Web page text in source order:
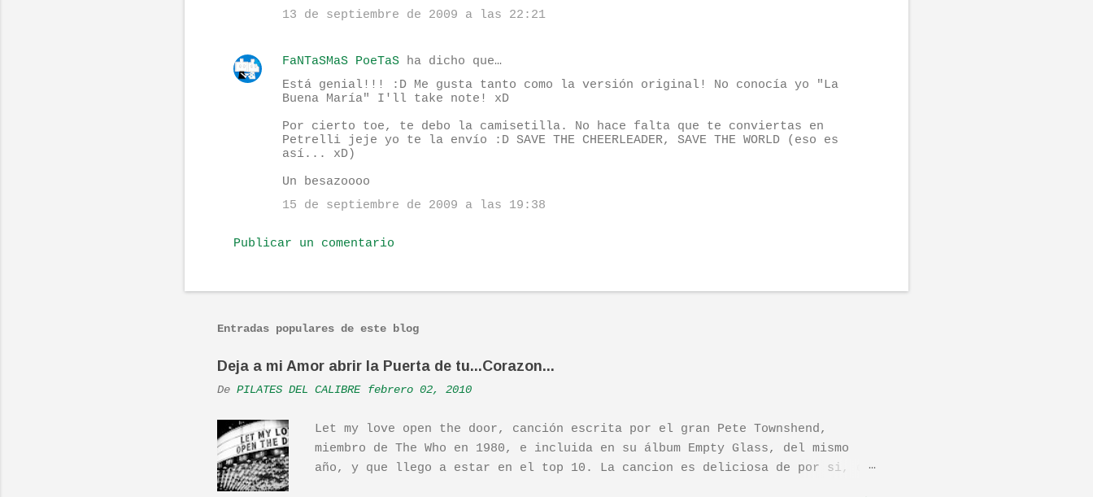
n
t
13 de septiembre de 2009 a las 22:21
FaNTaSMaS PoeTaS ha dicho que…
Está genial!!! :D Me gusta tanto como la versión original! No conocía yo "La
Buena María" I'll take note! xD
Por cierto toe, te debo la camisetilla. No hace falta que te conviertas en
Petrelli jeje yo te la envío :D SAVE THE CHEERLEADER, SAVE THE WORLD (eso es
así... xD)
Un besazoooo
15 de septiembre de 2009 a las 19:38
Publicar un comentario
Entradas populares de este blog
Deja a mi Amor abrir la Puerta de tu...Corazon...
De PILATES DEL CALIBRE febrero 02, 2010
Let my love open the door, canción escrita por el gran Pete Townshend,
miembro de The Who en 1980, e incluida en su álbum Empty Glass, del mismo
año, y que llego a estar en el top 10. La cancion es deliciosa de por si, de